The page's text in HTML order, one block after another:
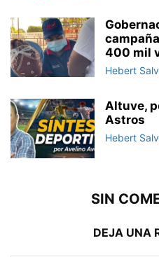
400 mil
Hebert
Altuve,
Astros
Hebert
SIN
DEJA UNA